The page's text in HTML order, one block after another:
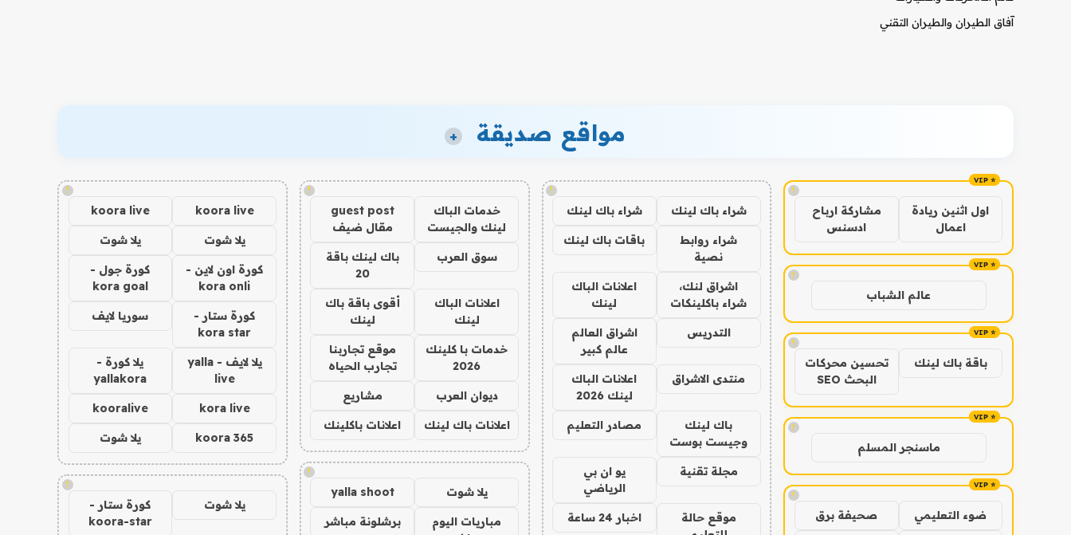
آفاق الطيران والطيران التقني
مواقع صديقة +
!
اول اثنين ريادة
اعمال
مشاركة ارباح
ادسنس
!
عالم الشباب
!
باقة باك لينك
تحسين محركات
البحث SEO
!
ماسنجر المسلم
!
ضوء التعليمي صحيفة برق
!
شراء باك لينك شراء باك لينك
شراء روابط
نصية
باقات باك لينك
اشراق لنك،
شراء باكلينكات
اعلانات الباك
لينك
التدريس
اشراق العالم
عالم كبير
منتدى الاشراق
اعلانات الباك
لينك 2026
باك لينك
وجيست بوست
مصادر التعليم
مجلة تقنية
يو ان بي
الرياضي
موقع حالة
اخبار 24 ساعة
!
خدمات الباك
لينك والجيست
guest post
مقال ضيف
سوق العرب
باك لينك باقة
20
اعلانات الباك
لينك
أقوى باقة باك
لينك
خدمات با كلينك
2026
موقع تجاربنا
تجارب الحياه
ديوان العرب مشاريع
اعلانات باك لينك اعلانات باكلينك
!
يلا شوت yalla shoot
مباريات اليوم
برشلونة مباشر
!
koora live
koora live
يلا شوت يلا شوت
كورة اون لاين -
kora onli
كورة جول -
kora goal
كورة ستار -
kora star
سوريا لايف
يلا لايف - yalla
live
يلا كورة -
yallakora
kora live
kooralive
koora 365 يلا شوت
!
يلا شوت
كورة ستار -
koora-star